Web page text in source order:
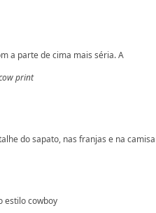
a parte de cima mais séria. A
print
do sapato, nas franjas e na
estilo cowboy